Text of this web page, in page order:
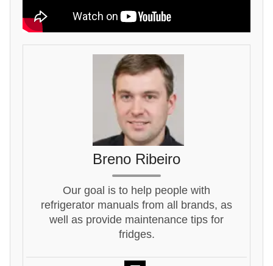
Breno Ribeiro
Our goal is to help people with
refrigerator manuals from all brands, as
well as provide maintenance tips for
fridges.